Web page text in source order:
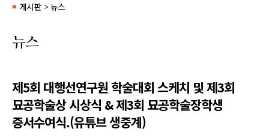
■ 게시판 >뉴스
뉴스
제5회 대행선연구원 학술대회 스케치 및 제3회
묘공학술상 시상식 & 제3회 묘공학술장학생
증서수여식.(유튜브 생중계)